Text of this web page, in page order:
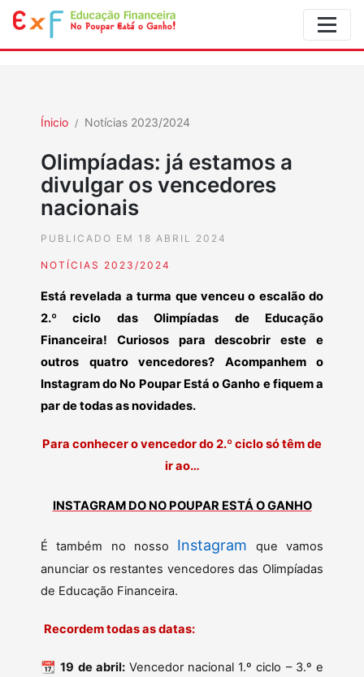
Ínicio Notícias 2023/2024
Olimpíadas: já estamos a
divulgar os vencedores
nacionais
PUBLICADO EM 18 ABRIL 2024
NOTÍCIAS 2023/2024
Está revelada a turma que venceu o escalão do
2.º ciclo das Olimpíadas de Educação
Financeira! Curiosos para descobrir este e
outros quatro vencedores? Acompanhem o
Instagram do No Poupar Está o Ganho e fiquem a
par de todas as novidades.
Para conhecer o vencedor do 2.º ciclo só têm de
ir ao…
INSTAGRAM DO NO POUPAR ESTÁ O GANHO
É também no nosso Instagram que vamos
anunciar os restantes vencedores das Olimpíadas
de Educação Financeira.
Recordem todas as datas:
📆 19 de abril:Vencedor nacional 1.º ciclo – 3.º e